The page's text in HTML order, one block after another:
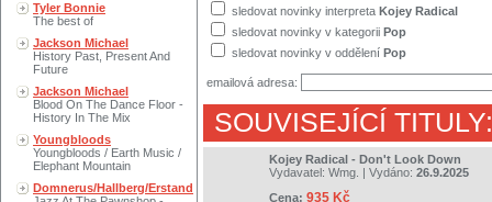
Tyler Bonnie
The best of
Jackson Michael
History Past, Present And
Future
Jackson Michael
Blood On The Dance Floor -
History In The Mix
Youngbloods
Youngbloods / Earth Music /
Elephant Mountain
Domnerus/Hallberg/Erstand
sledovat novinky interpreta Kojey Radical
sledovat novinky v kategorii Pop
sledovat novinky v oddělení Pop
emailová adresa:
SOUVISEJÍCÍ TITULY:
Kojey Radical - Don't Look Down
Vydavatel: Wmg. | Vydáno: 26.9.2025
Cena: 935 Kč